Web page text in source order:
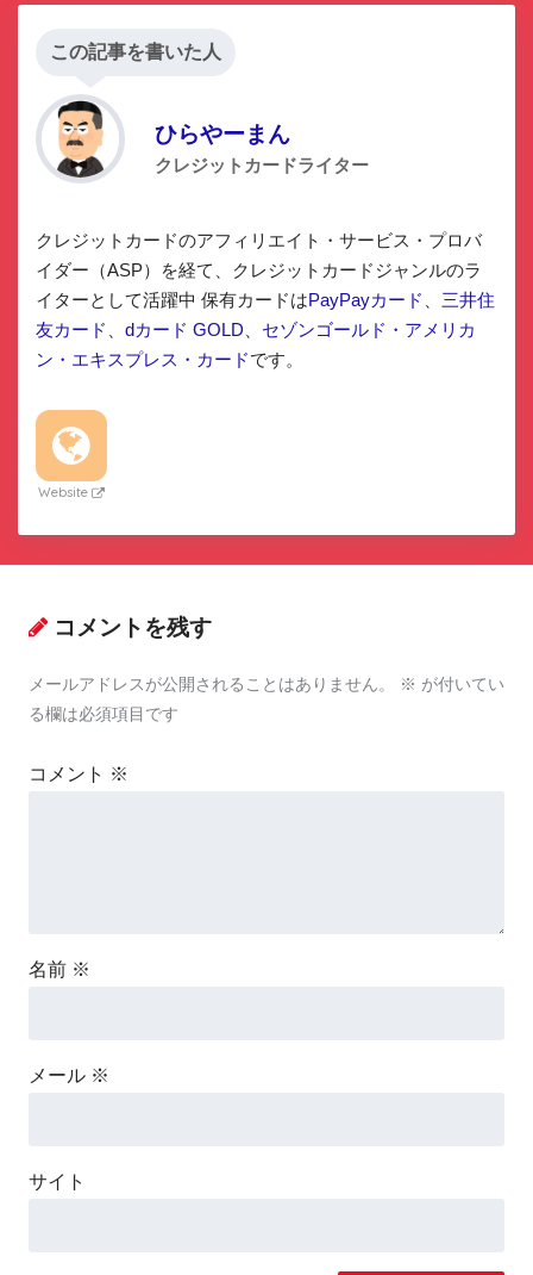
この記事を書いた人
ひらやーまん
クレジットカードライター
クレジットカードのアフィリエイト・サービス・プロバ
イダー（ASP）を経て、クレジットカードジャンルのラ
イターとして活躍中 保有カードはPayPayカード
三井住
友カード
dカード GOLD
セゾンゴールド・アメリカ
ン・エキスプレス・カードです。
Website
コメントを残す
メールアドレスが公開されることはありません。 ※ が付いてい
る欄は必須項目です
コメント ※
名前 ※
メール ※
サイト